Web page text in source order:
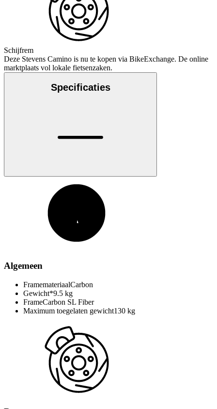
Schijfrem
Deze Stevens Camino is nu te kopen via BikeExchange. De online
marktplaats vol lokale fietsenzaken.
Specificaties
Algemeen
FramemateriaalCarbon
Gewicht*9.5 kg
FrameCarbon SL Fiber
Maximum toegelaten gewicht130 kg